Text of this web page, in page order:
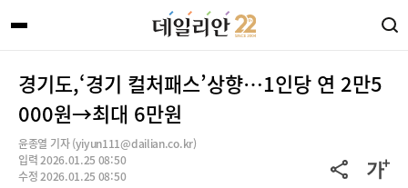
경기도,‘경기 컬처패스’상향…1인당 연 2만5
000원→최대 6만원
윤종열 기자 (yiyun111@dailian.co.kr)
입력 2026.01.25 08:50
수정 2026.01.25 08:50